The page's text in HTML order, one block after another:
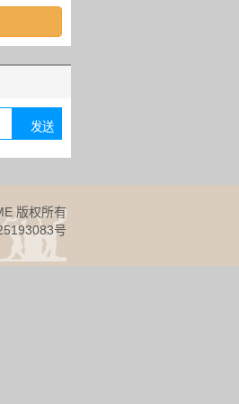
版权所有
号